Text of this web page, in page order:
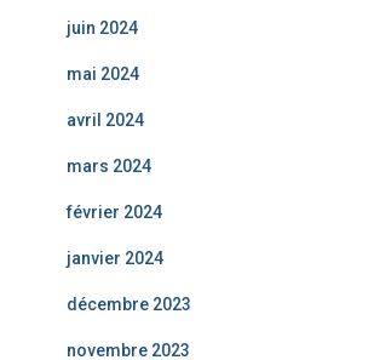
juin 2024
mai 2024
avril 2024
mars 2024
février 2024
janvier 2024
décembre 2023
novembre 2023